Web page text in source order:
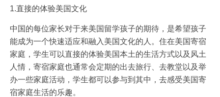
1.直接的体验美国文化
中国的每位家长对于来美国留学孩子的期待，是希望孩子
能成为一个快速适应和融入美国文化的人。住在美国寄宿
家庭，学生可以直接的体验美国本土的生活方式以及风土
人情，寄宿家庭也通常会定期的出去旅行、去教堂以及举
办一些家庭活动，学生都可以参与到其中，去感受美国寄
宿家庭生活的乐趣。